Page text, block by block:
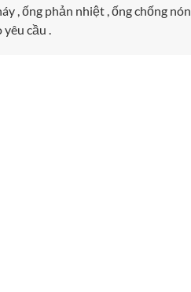
, ống phản nhiệt , ống chống
cầu .